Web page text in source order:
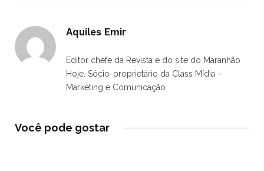
Aquiles Emir
Editor chefe da Revista e do site do Maranhão
Hoje. Sócio-proprietário da Class Mídia –
Marketing e Comunicação
Você pode gostar